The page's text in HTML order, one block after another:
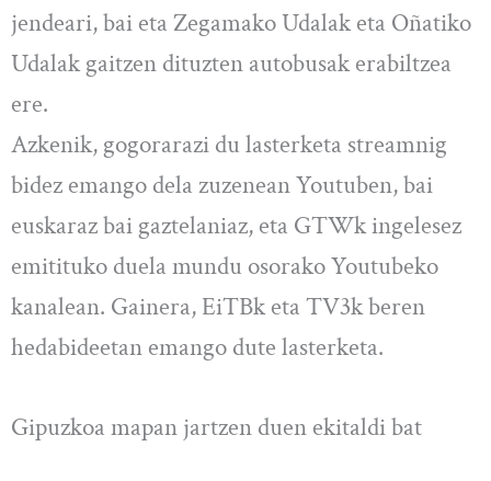
jendeari, bai eta Zegamako Udalak eta Oñatiko
Udalak gaitzen dituzten autobusak erabiltzea
ere.
Azkenik, gogorarazi du lasterketa streamnig
bidez emango dela zuzenean Youtuben, bai
euskaraz bai gaztelaniaz, eta GTWk ingelesez
emitituko duela mundu osorako Youtubeko
kanalean. Gainera, EiTBk eta TV3k beren
hedabideetan emango dute lasterketa.
Gipuzkoa mapan jartzen duen ekitaldi bat